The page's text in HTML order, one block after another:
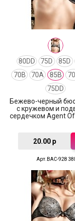
80DD 75D 85D
70B
70A 85B
75DD
Бежево-черный
с кружевом и
сердечком Agent
20.00 р
Арт.BAC-928